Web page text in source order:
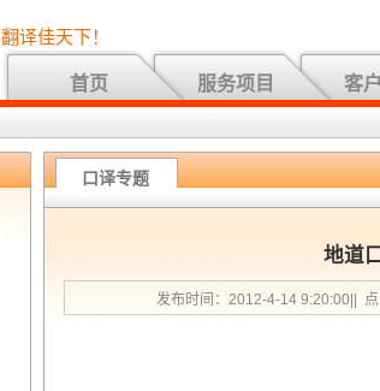
翻译佳天下！
首页 服务项目 客
口译专题
地道
发布时间：2012-4-14 9:20:00||